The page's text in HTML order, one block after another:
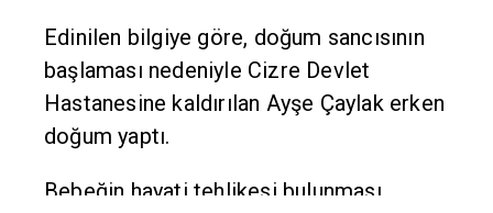
Edinilen bilgiye göre, doğum sancısının
başlaması nedeniyle Cizre Devlet
Hastanesine kaldırılan Ayşe Çaylak erken
doğum yaptı.
Bebeğin hayati tehlikesi bulunması